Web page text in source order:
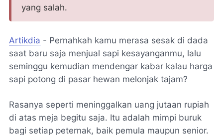
yang salah.
Artikdia - Pernahkah kamu merasa sesak di dada
saat baru saja menjual sapi kesayanganmu, lalu
seminggu kemudian mendengar kabar kalau harga
sapi potong di pasar hewan melonjak tajam?
Rasanya seperti meninggalkan uang jutaan rupiah
di atas meja begitu saja. Itu adalah mimpi buruk
bagi setiap peternak, baik pemula maupun senior.